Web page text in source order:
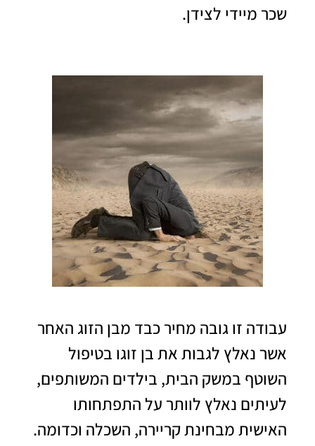
שכר מיידי לצידן.
עבודה זו גובה מחיר כבד מבן הזוג האחר
אשר נאלץ לגבות את בן זוגו בטיפול
השוטף במשק הבית, בילדים המשותפים,
לעיתים נאלץ לוותר על התפתחותו
האישית מבחינת קריירה, השכלה וכדומה.